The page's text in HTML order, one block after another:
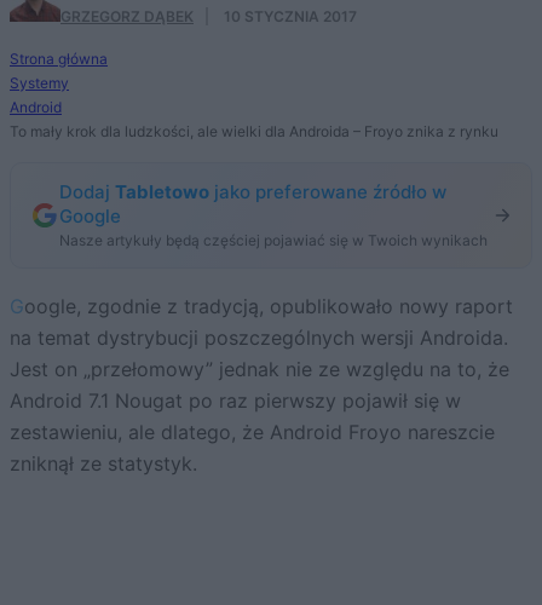
GRZEGORZ DĄBEK 10 STYCZNIA 2017
Strona główna
Systemy
Android
To mały krok dla ludzkości, ale wielki dla Androida – Froyo znika z rynku
Dodaj Tabletowo jako preferowane źródło w
Google
Nasze artykuły będą częściej pojawiać się w Twoich wynikach
Google, zgodnie z tradycją, opublikowało nowy raport
na temat dystrybucji poszczególnych wersji Androida.
Jest on „przełomowy” jednak nie ze względu na to, że
Android 7.1 Nougat po raz pierwszy pojawił się w
zestawieniu, ale dlatego, że Android Froyo nareszcie
zniknął ze statystyk.